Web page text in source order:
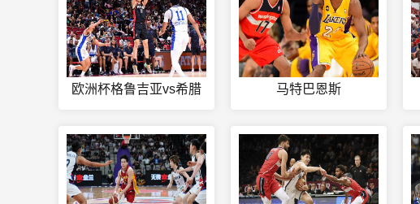
欧洲杯格鲁吉亚vs希腊 马特巴恩斯